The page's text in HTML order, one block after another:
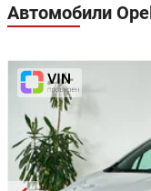
Автомобили